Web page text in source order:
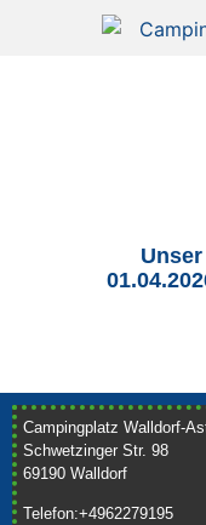
Campingplatz Walldorf-
Schwetzinger Str. 98
69190 Walldorf
Telefon:+4962279195